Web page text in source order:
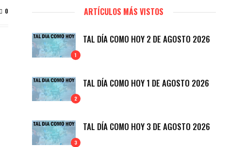
0 ARTÍCULOS MÁS VISTOS
1
TAL DÍA COMO HOY 2 DE AGOSTO 2026
2
TAL DÍA COMO HOY 1 DE AGOSTO 2026
3
TAL DÍA COMO HOY 3 DE AGOSTO 2026